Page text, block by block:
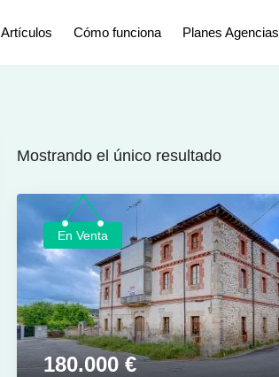
Artículos Cómo funciona Planes Agencias
Mostrando el único resultado
En Venta
180.000€